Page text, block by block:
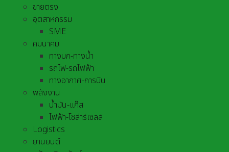
ขายตรง
อุตสาหกรรม
SME
คมนาคม
ทางบก-ทางน้ำ
รถไฟ-รถไฟฟ้า
ทางอากาศ-การบิน
พลังงาน
น้ำมัน-แก๊ส
ไฟฟ้า-โซล่าร์เซลล์
Logistics
ยานยนต์